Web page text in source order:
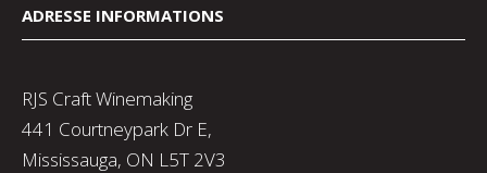
ADRESSE INFORMATIONS
RJS Craft Winemaking
441 Courtneypark Dr E,
Mississauga, ON L5T 2V3